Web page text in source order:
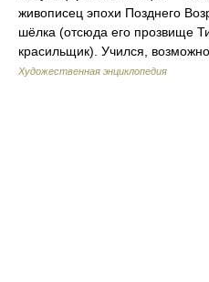
живописец эпохи Позднего
шёлка (отсюда его прозвище
красильщик). Учился,
Художественная энциклопедия